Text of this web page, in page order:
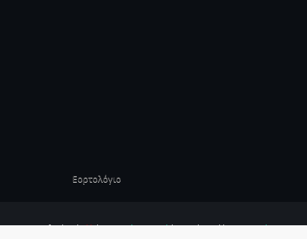
Εορτολόγιο
Crafted with byTemplatesYard| Distributed byGooyaabi